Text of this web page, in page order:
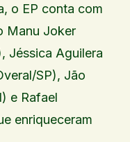
o EP conta com
Manu Joker
Jéssica Aguilera
SP), Jão
e Rafael
enriqueceram